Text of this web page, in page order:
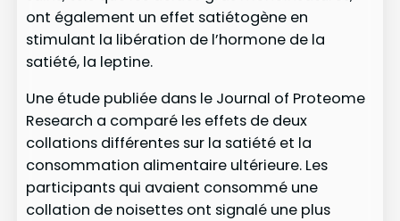
ont également un effet satiétogène en
stimulant la libération de l’hormone de la
satiété, la leptine.
Une étude publiée dans le Journal of Proteome
Research a comparé les effets de deux
collations différentes sur la satiété et la
consommation alimentaire ultérieure. Les
participants qui avaient consommé une
collation de noisettes ont signalé une plus